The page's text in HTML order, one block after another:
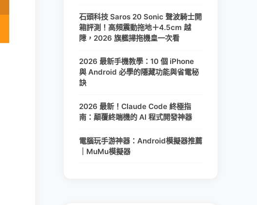
石頭科技 Saros 20 Sonic 聲波騎士開
箱評測！高頻震動拖地＋4.5cm 越
障，2026 旗艦掃拖機皇一次看
2026 最新手機教學：10 個 iPhone
與 Android 必學的隱藏功能與省電秘
訣
2026 最新！Claude Code 終極指
南：顛覆終端機的 AI 程式開發神器
電腦玩手游神器：Android模擬器推薦
｜MuMu模擬器